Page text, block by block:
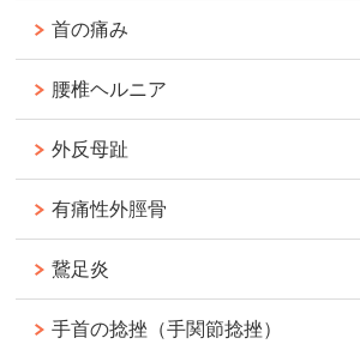
首の痛み
腰椎ヘルニア
外反母趾
有痛性外脛骨
鵞足炎
手首の捻挫（手関節捻挫）